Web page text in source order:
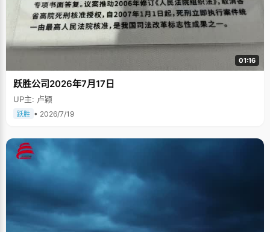
01:16
跃胜公司2026年7月17日
UP主: 卢颖
跃胜 • 2026/7/19